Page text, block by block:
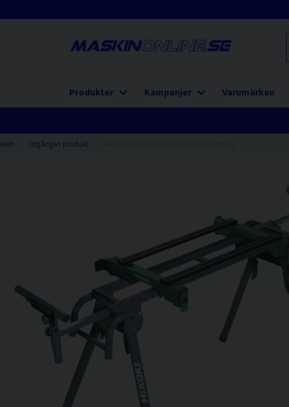
Produkter Kampanjer Varumärken
Hem Utgången produkt